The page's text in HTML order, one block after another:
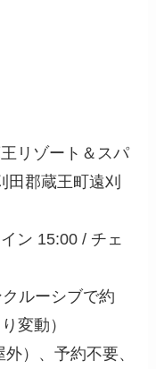
リゾート＆スパ
田郡蔵王町遠刈
ン 15:00 / チェ
ルーシブで約
変動）
）、予約不要、